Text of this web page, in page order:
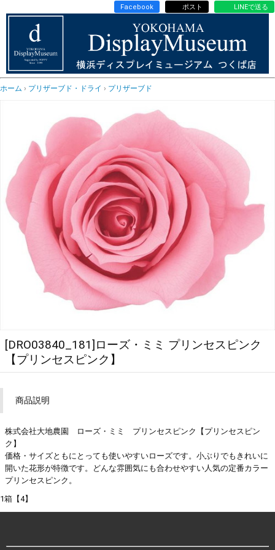
Facebook ポスト LINEで送る
ホーム プリザーブド・ドライ プリザーブド
[DRO03840_181]ローズ・ミミ プリンセスピンク
【プリンセスピンク】
商品説明
株式会社大地農園 ローズ・ミミ プリンセスピンク【プリンセスピン
ク】
価格・サイズともにとっても使いやすいローズです。小ぶりでもきれいに
開いた花形が特徴です。どんな雰囲気にも合わせやすい人気の定番カラー
プリンセスピンク。
1箱【4】